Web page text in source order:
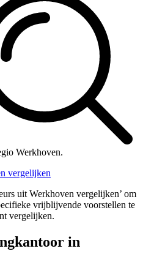
Werkhoven.
vergelijken
uit Werkhoven vergelijken’ om
vrijblijvende voorstellen te
vergelijken.
in